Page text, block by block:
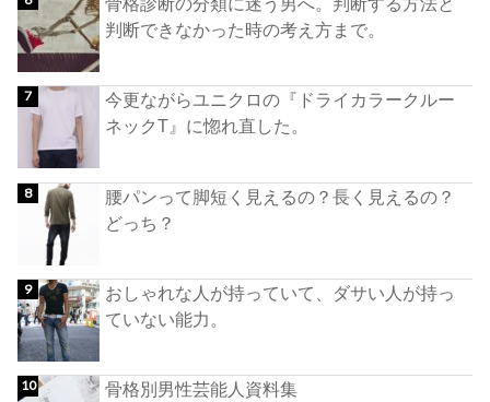
判断できなかった時の考え方まで。
今更ながらユニクロの『ドライカラークルー
ネックT』に惚れ直した。
腰パンって脚短く見えるの？長く見えるの？
どっち？
おしゃれな人が持っていて、ダサい人が持っ
ていない能力。
骨格別男性芸能人資料集